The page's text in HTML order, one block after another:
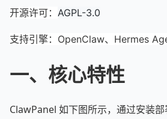
开源许可： AGPL-3.0
支持引擎：OpenClaw、Hermes
一、核心特性
ClawPanel 如下图所示，通过安装